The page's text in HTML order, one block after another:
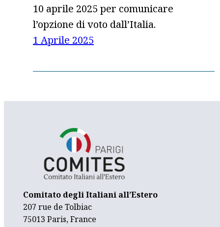
10 aprile 2025 per comunicare
l’opzione di voto dall’Italia.
1 Aprile 2025
Comitato degli Italiani all’Estero
207 rue de Tolbiac
75013 Paris, France